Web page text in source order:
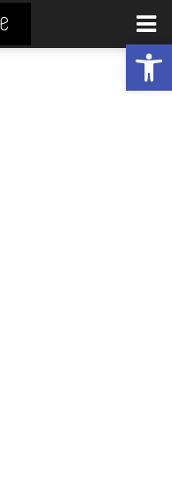
פתח סרגל נגישות